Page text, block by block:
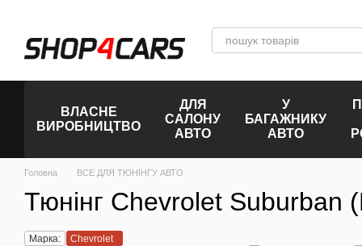
ВЛАСНЕ
ВИРОБНИЦТВО
ДЛЯ
САЛОНУ
АВТО
У
БАГАЖНИКУ
АВТО
Головна ВСЕ ДЛЯ ТЮНІНГУ АВТО
Тюнінг Chevrolet Suburban
Марка:
Chevrolet